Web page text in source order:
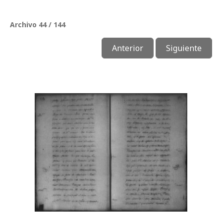
Archivo 44 / 144
Anterior Siguiente